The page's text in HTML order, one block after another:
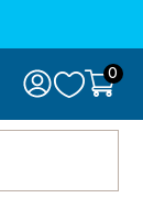
 0